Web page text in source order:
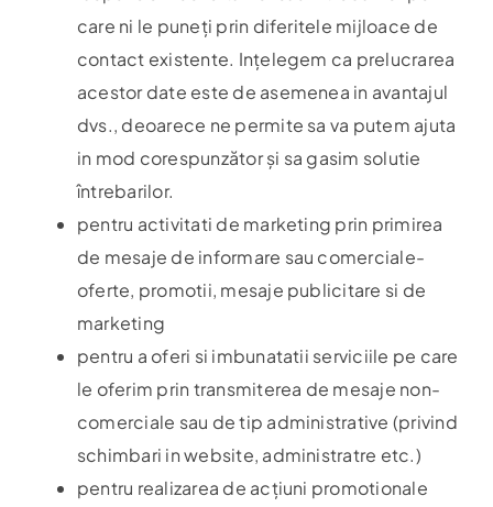
care ni le puneți prin diferitele mijloace de
contact existente. Ințelegem ca prelucrarea
acestor date este de asemenea in avantajul
dvs., deoarece ne permite sa va putem ajuta
in mod corespunzător și sa gasim solutie
întrebarilor.
pentru activitati de marketing prin primirea
de mesaje de informare sau comerciale-
oferte, promotii, mesaje publicitare si de
marketing
pentru a oferi si imbunatatii serviciile pe care
le oferim prin transmiterea de mesaje non-
comerciale sau de tip administrative (privind
schimbari in website, administratre etc.)
pentru realizarea de acțiuni promotionale